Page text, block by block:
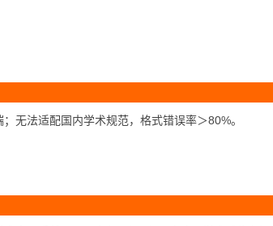
无法适配国内学术规范，格式错误率＞80%。